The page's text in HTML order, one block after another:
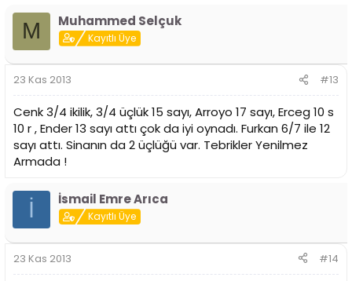
M Muhammed Selçuk
Kayıtlı Üye
23 Kas 2013 #13
Cenk 3/4 ikilik, 3/4 üçlük 15 sayı, Arroyo 17 sayı, Erceg 10 s
10 r , Ender 13 sayı attı çok da iyi oynadı. Furkan 6/7 ile 12
sayı attı. Sinanın da 2 üçlüğü var. Tebrikler Yenilmez
Armada !
İ İsmail Emre Arıca
Kayıtlı Üye
23 Kas 2013 #14